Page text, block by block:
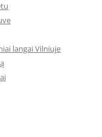
langai Vilniuje